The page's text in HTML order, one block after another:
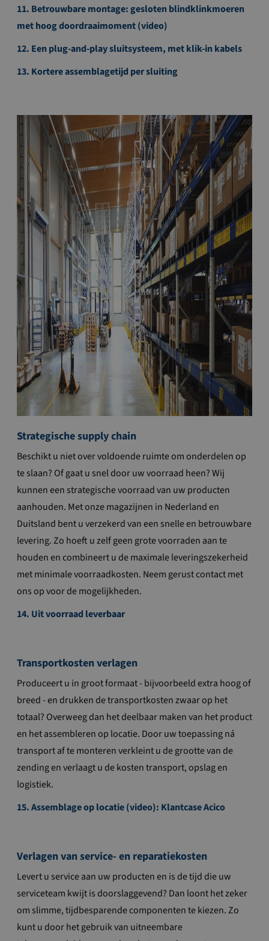
11. Betrouwbare montage: gesloten blindklinkmoeren
met hoog doordraaimoment (video)
12. Een plug-and-play sluitsysteem, met klik-in kabels
13. Kortere assemblagetijd per sluiting
Strategische supply chain
Beschikt u niet over voldoende ruimte om onderdelen op
te slaan? Of gaat u snel door uw voorraad heen? Wij
kunnen een strategische voorraad van uw producten
aanhouden. Met onze magazijnen in Nederland en
Duitsland bent u verzekerd van een snelle en betrouwbare
levering. Zo hoeft u zelf geen grote voorraden aan te
houden en combineert u de maximale leveringszekerheid
met minimale voorraadkosten. Neem gerust contact met
ons op voor de mogelijkheden.
14. Uit voorraad leverbaar
Transportkosten verlagen
Produceert u in groot formaat - bijvoorbeeld extra hoog of
breed - en drukken de transportkosten zwaar op het
totaal? Overweeg dan het deelbaar maken van het product
en het assembleren op locatie. Door uw toepassing ná
transport af te monteren verkleint u de grootte van de
zending en verlaagt u de kosten transport, opslag en
logistiek.
15. Assemblage op locatie (video): Klantcase Acico
Verlagen van service- en reparatiekosten
Levert u service aan uw producten en is de tijd die uw
serviceteam kwijt is doorslaggevend? Dan loont het zeker
om slimme, tijdbesparende componenten te kiezen. Zo
kunt u door het gebruik van uitneembare